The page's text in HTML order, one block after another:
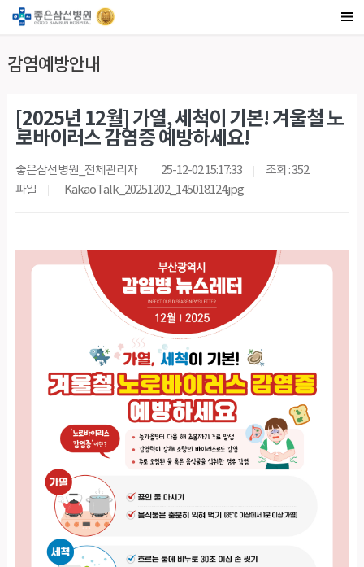
감염예방안내
[2025년 12월] 가열, 세척이 기본! 겨울철 노
로바이러스 감염증 예방하세요!
좋은삼선병원_전체관리자 25-12-02 15:17:33
조회 : 352
파일
KakaoTalk_20251202_145018124.jpg